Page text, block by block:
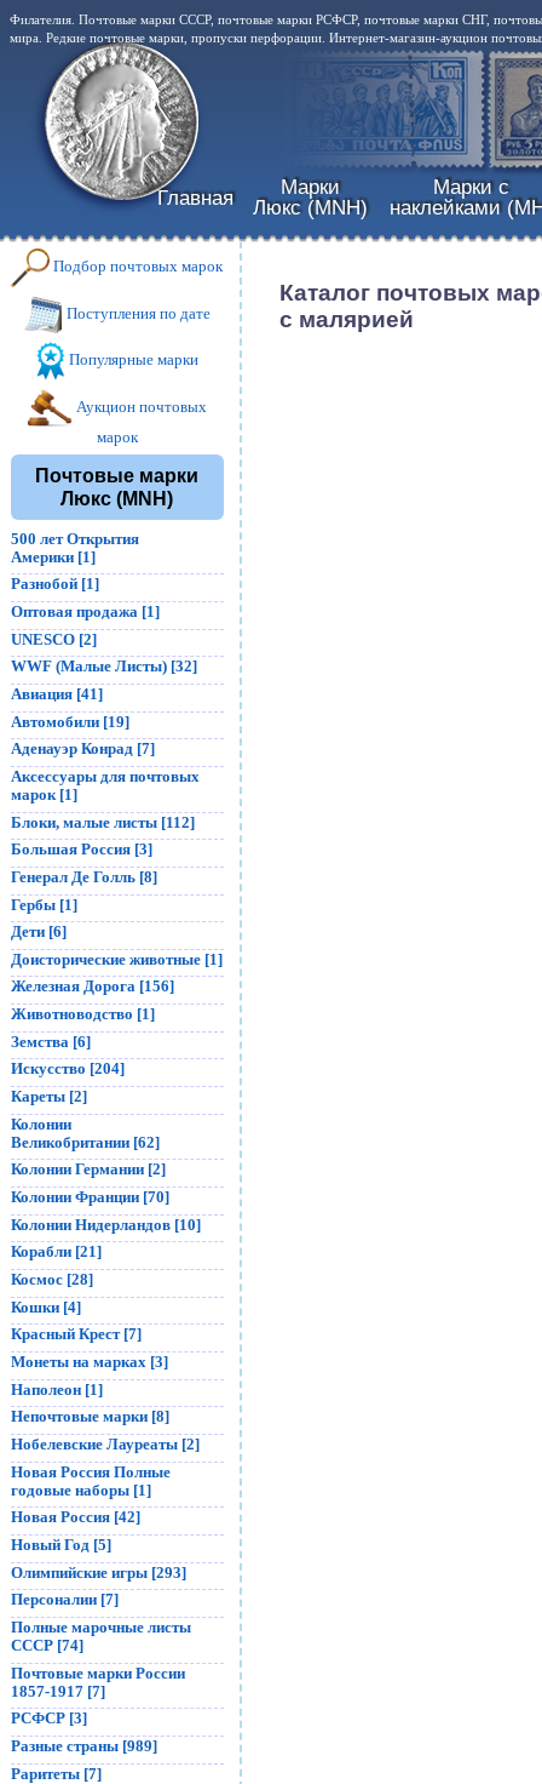
Филателия. Почтовые марки СССР, почтовые марки РСФСР, почтовые марки СНГ,
мира. Редкие почтовые марки, пропуски перфорации. Интернет-магазин-аукцион
Главная
Марки
Люкс (MNH)
Марки с
наклейками
Подбор почтовых марок
Поступления по дате
Популярные марки
Аукцион почтовых
марок
Почтовые марки
Люкс (MNH)
500 лет Открытия
Америки [1]
Разнобой [1]
Оптовая продажа [1]
UNESCO [2]
WWF (Малые Листы) [32]
Авиация [41]
Автомобили [19]
Аденауэр Конрад [7]
Аксессуары для почтовых
марок [1]
Блоки, малые листы [112]
Большая Россия [3]
Генерал Де Голль [8]
Гербы [1]
Дети [6]
Доисторические животные [1]
Железная Дорога [156]
Животноводство [1]
Земства [6]
Искусство [204]
Кареты [2]
Колонии
Великобритании [62]
Колонии Германии [2]
Колонии Франции [70]
Колонии Нидерландов [10]
Корабли [21]
Космос [28]
Кошки [4]
Красный Крест [7]
Монеты на марках [3]
Наполеон [1]
Непочтовые марки [8]
Нобелевские Лауреаты [2]
Новая Россия Полные
годовые наборы [1]
Новая Россия [42]
Новый Год [5]
Олимпийские игры [293]
Персоналии [7]
Полные марочные листы
СССР [74]
Почтовые марки России
1857-1917 [7]
РСФСР [3]
Разные страны [989]
Раритеты [7]
Каталог почтовых
с малярией